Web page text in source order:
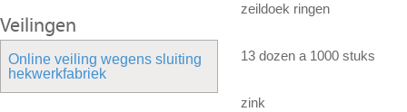
zeildoek ringen
13 dozen a 1000 stuks
zink
Veilingen
Online veiling wegens sluiting
hekwerkfabriek